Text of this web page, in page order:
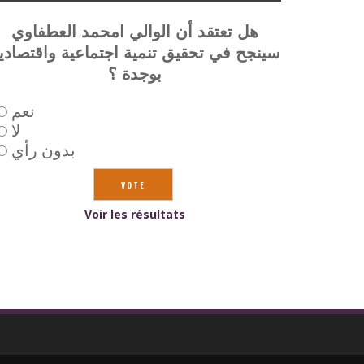
هل تعتقد أن الوالي امحمد العطفاوي
سينجح في تحقيق تنمية اجتماعية
بوجدة ؟
نعم
لا
بدون رأي
Voir les résultats